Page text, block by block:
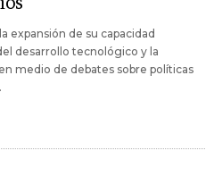
expansión de su capacidad
desarrollo tecnológico y la
medio de debates sobre políticas